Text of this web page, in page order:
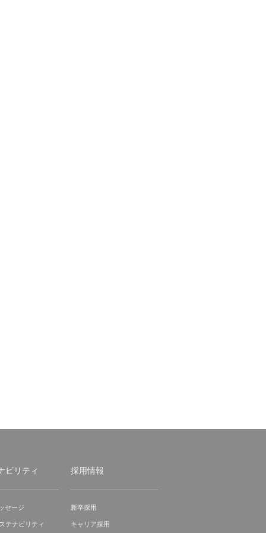
ビリティ
セージ
テナビリティ
採用情報
新卒採用
キャリア採用